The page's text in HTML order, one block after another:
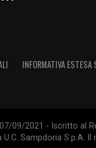
INFORMATIVA
09/2021 - Iscritto al
Sampdoria S.p.A.